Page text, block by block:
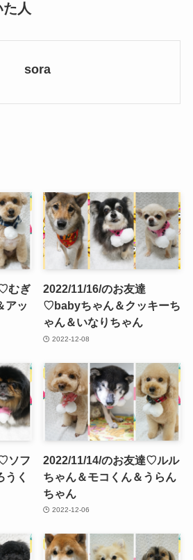
人
sora
むぎ
アッ
2022/11/16/のお友達
♡babyちゃん＆クッキーち
ゃん＆いなりちゃん
2022-12-08
ソフ
うく
2022/11/14/のお友達♡ルル
ちゃん＆モコくん＆うらん
ちゃん
2022-12-06